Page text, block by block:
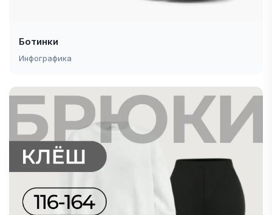
Ботинки
Инфографика